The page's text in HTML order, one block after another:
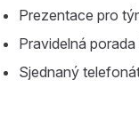
Prezentace pro
Pravidelná
Sjednaný